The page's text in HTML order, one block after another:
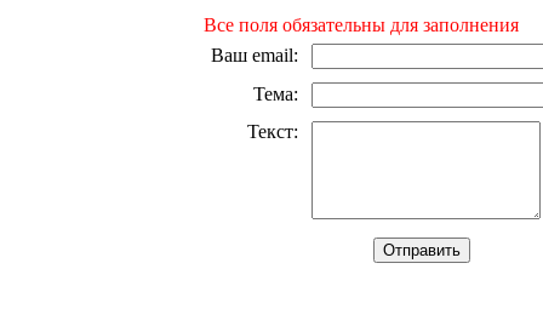
Все поля обязательны для заполнения
Ваш email:
Тема:
Текст: